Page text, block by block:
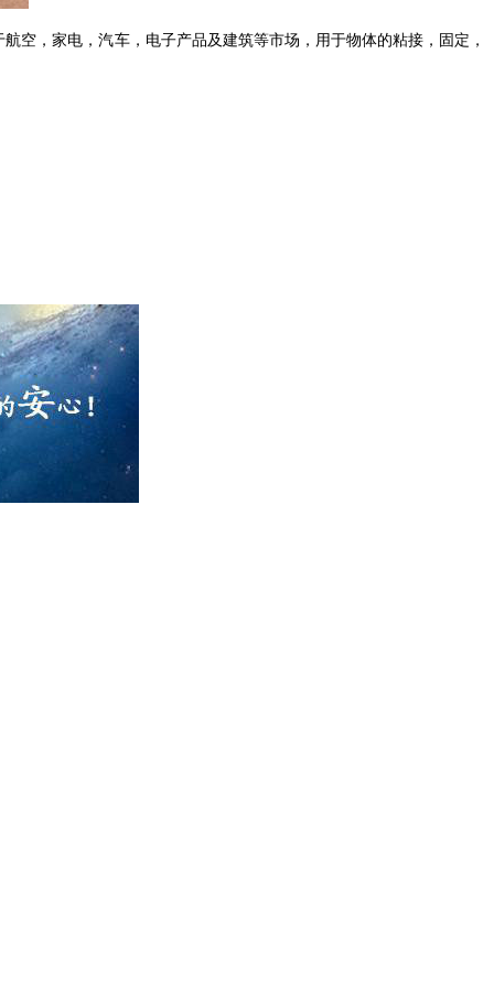
空，家电，汽车，电子产品及建筑等市场，用于物体的粘接，固定，